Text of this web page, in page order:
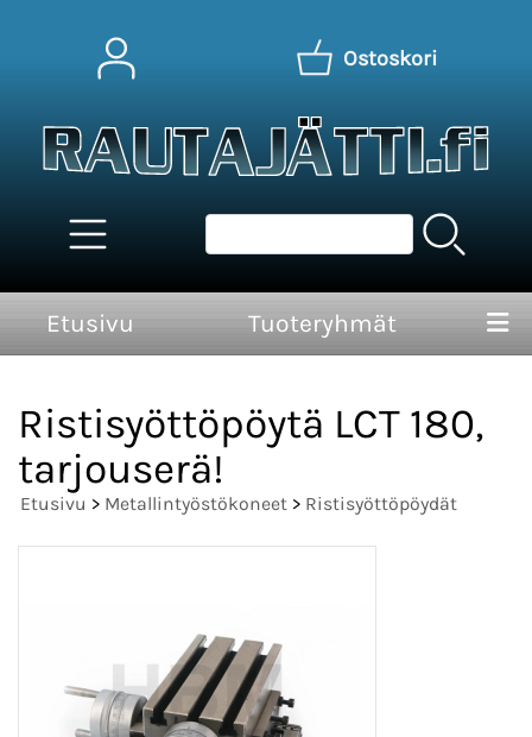
Ostoskori
Etusivu Tuoteryhmät
Ristisyöttöpöytä LCT 180,
tarjouserä!
Etusivu > Metallintyöstökoneet > Ristisyöttöpöydät